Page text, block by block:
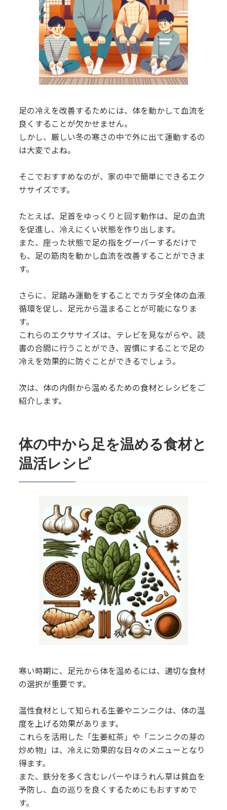
足の冷えを改善するためには、体を動かして血流を
良くすることが欠かせません。
しかし、厳しい冬の寒さの中で外に出て運動するの
は大変でよね。
そこでおすすめなのが、家の中で簡単にできるエク
ササイズです。
たとえば、足首をゆっくりと回す動作は、足の血流
を促進し、冷えにくい状態を作り出します。
また、座った状態で足の指をグーパーするだけで
も、足の筋肉を動かし血流を改善することができま
す。
さらに、足踏み運動をすることでカラダ全体の血液
循環を促し、足元から温まることが可能になりま
す。
これらのエクササイズは、テレビを見ながらや、読
書の合間に行うことができ、習慣にすることで足の
冷えを効果的に防ぐことができるでしょう。
次は、体の内側から温めるための食材とレシピをご
紹介します。
体の中から足を温める食材と
温活レシピ
寒い時期に、足元から体を温めるには、適切な食材
の選択が重要です。
温性食材として知られる生姜やニンニクは、体の温
度を上げる効果があります。
これらを活用した「生姜紅茶」や「ニンニクの芽の
炒め物」は、冷えに効果的な日々のメニューとなり
得ます。
また、鉄分を多く含むレバーやほうれん草は貧血を
予防し、血の巡りを良くするためにもおすすめで
す。